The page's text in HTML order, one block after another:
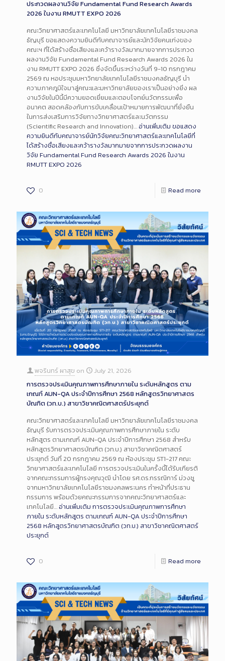
ประกวดผลงานวิจัย Fundamental Fund Research Awards
2026 ในงาน RMUTT EXPO 2026
คณะวิทยาศาสตร์และเทคโนโลยี มหาวิทยาลัยเทคโนโลยีราชมงคล
ธัญบุรี ขอแสดงความยินดีกับคณาจารย์และนักวิจัยคนเก่งของ
คณะฯ ที่ได้สร้างชื่อเสียงและคว้ารางวัลมากมายจากการประกวด
ผลงานวิจัย Fundamental Fund Research Awards 2026 ใน
งาน RMUTT EXPO 2026 ซึ่งจัดขึ้นระหว่างวันที่ 9-10 กรกฎาคม
2569 ณ หอประชุมมหาวิทยาลัยเทคโนโลยีราชมงคลธัญบุรี นำ
ความภาคภูมิใจมาสู่คณะและมหาวิทยาลัยของเราเป็นอย่างยิ่ง ผล
งานวิจัยในปีนี้มีความยอดเยี่ยมและตอบโจทย์นวัตกรรมเพื่อ
อนาคต สอดคล้องกับการขับเคลื่อนเป้าหมายการพัฒนาที่ยั่งยืน
ในการส่งเสริมการวิจัยทางวิทยาศาสตร์และนวัตกรรม
(Scientific Research and Innovation)…อ่านเพิ่มเติม ขอแสดง
ความยินดีกับคณาจารย์นักวิจัยคณะวิทยาศาสตร์และเทคโนโลยีที่
ได้สร้างชื่อเสียงและคว้ารางวัลมากมายจากการประกวดผลงาน
วิจัย Fundamental Fund Research Awards 2026 ในงาน
RMUTT EXPO 2026
0 Read more
พจรินทร์ ผาสุข on
July 21, 2026
การตรวจประเมินคุณภาพการศึกษาภายใน ระดับหลักสูตร ตาม
เกณฑ์ AUN-QA ประจำปีการศึกษา 2568 หลักสูตรวิทยาศาสตร
บัณฑิต (วท.บ.) สาขาวิชาคณิตศาสตร์ประยุกต์
คณะวิทยาศาสตร์และเทคโนโลยี มหาวิทยาลัยเทคโนโลยีราชมงคล
ธัญบุรี รับการตรวจประเมินคุณภาพการศึกษาภายใน ระดับ
หลักสูตร ตามเกณฑ์ AUN-QA ประจำปีการศึกษา 2568 สำหรับ
หลักสูตรวิทยาศาสตรบัณฑิต (วท.บ.) สาขาวิชาคณิตศาสตร์
ประยุกต์ วันที่ 20 กรกฎาคม 2569 ณ ห้องประชุม ST1-217 คณะ
วิทยาศาสตร์และเทคโนโลยี การตรวจประเมินในครั้งนี้ได้รับเกียรติ
จากคณะกรรมการผู้ทรงคุณวุฒิ นำโดย รศ.ดร.กรรณิการ์ ม่วงชู
จากมหาวิทยาลัยเทคโนโลยีราชมงคลพระนคร ทำหน้าที่ประธาน
กรรมการ พร้อมด้วยคณะกรรมการจากคณะวิทยาศาสตร์และ
เทคโนโลยี…อ่านเพิ่มเติม การตรวจประเมินคุณภาพการศึกษา
ภายใน ระดับหลักสูตร ตามเกณฑ์ AUN-QA ประจำปีการศึกษา
2568 หลักสูตรวิทยาศาสตรบัณฑิต (วท.บ.) สาขาวิชาคณิตศาสตร์
ประยุกต์
0 Read more